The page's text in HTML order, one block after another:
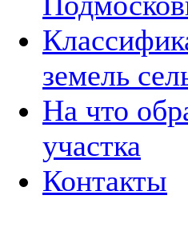
земель
На что
участка
Контакты